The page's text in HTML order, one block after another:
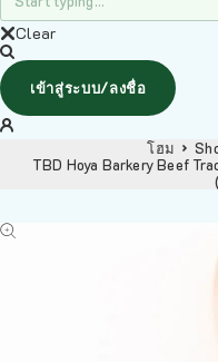
Clear
เข้าสู่ระบบ/ลงชื่อ
โฮม
TBD Hoya Barkery Beef